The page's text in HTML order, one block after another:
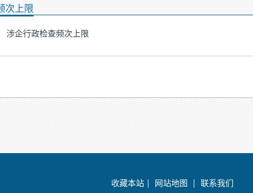
次上限
涉企行政检查频次上限
收藏本站 | 网站地图 | 联系我们